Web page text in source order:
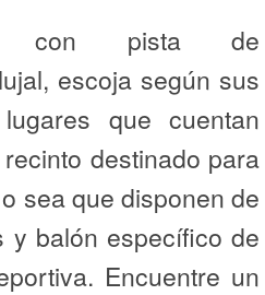
con pista de
escoja según sus
que cuentan
destinado para
sea que disponen de
y balón específico de
Encuentre un